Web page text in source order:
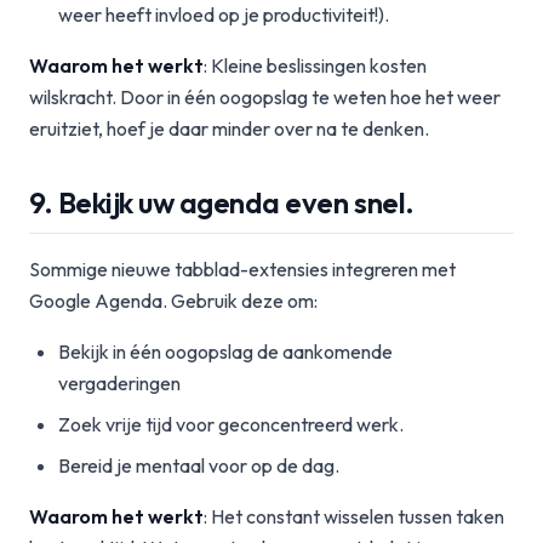
weer heeft invloed op je productiviteit!).
Waarom het werkt: Kleine beslissingen kosten
wilskracht. Door in één oogopslag te weten hoe het weer
eruitziet, hoef je daar minder over na te denken.
9. Bekijk uw agenda even snel.
Sommige nieuwe tabblad-extensies integreren met
Google Agenda. Gebruik deze om:
Bekijk in één oogopslag de aankomende
vergaderingen
Zoek vrije tijd voor geconcentreerd werk.
Bereid je mentaal voor op de dag.
Waarom het werkt: Het constant wisselen tussen taken